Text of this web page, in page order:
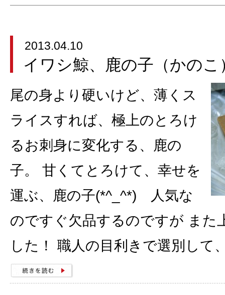
2013.04.10
イワシ鯨、鹿の子（かのこ
尾の身より硬いけど、薄くス
ライスすれば、極上のとろけ
るお刺身に変化する、鹿の
子。 甘くてとろけて、幸せを
運ぶ、鹿の子(*^_^*) 人気な
のですぐ欠品するのですが また
した！ 職人の目利きで選別して